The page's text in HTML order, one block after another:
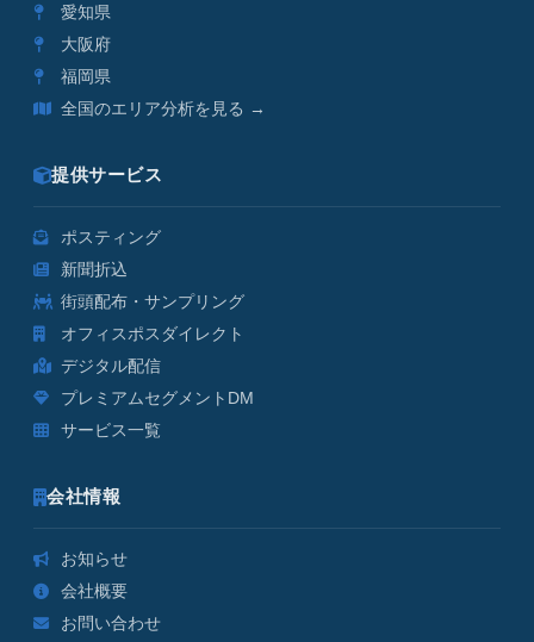
愛知県
大阪府
福岡県
全国のエリア分析を見る →
提供サービス
ポスティング
新聞折込
街頭配布・サンプリング
オフィスポスダイレクト
デジタル配信
プレミアムセグメントDM
サービス一覧
会社情報
お知らせ
会社概要
お問い合わせ